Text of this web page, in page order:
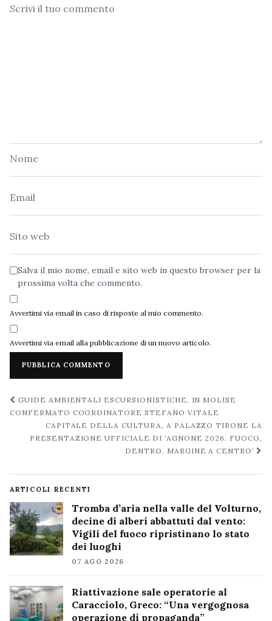
Commento
Salva il mio nome, email e sito web in questo browser per la
prossima volta che commento.
Avvertimi via email in caso di risposte al mio commento.
Avvertimi via email alla pubblicazione di un nuovo articolo.
Navigazione
post
GUIDE AMBIENTALI ESCURSIONISTICHE, IN MOLISE
CONFERMATO COORDINATORE STEFANO VITALE
CAPITALE DELLA CULTURA, A PALAZZO TIRONE LA
PRESENTAZIONE UFFICIALE DI ‘AGNONE 2026. FUOCO,
DENTRO. MARGINE A CENTRO’
ARTICOLI RECENTI
Tromba d’aria nella valle del Volturno,
decine di alberi abbattuti dal vento:
Vigili del fuoco ripristinano lo stato
dei luoghi
07 AGO 2026
Riattivazione sale operatorie al
Caracciolo, Greco: “Una vergognosa
operazione di propaganda”